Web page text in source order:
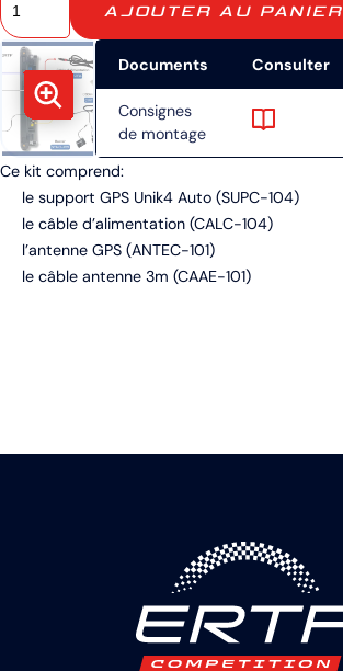
AJOUTER AU PANIER
Documents Consulter
Consignes
de montage
Ce kit comprend:
le support GPS Unik4 Auto (SUPC-104)
le câble d’alimentation (CALC-104)
l’antenne GPS (ANTEC-101)
le câble antenne 3m (CAAE-101)